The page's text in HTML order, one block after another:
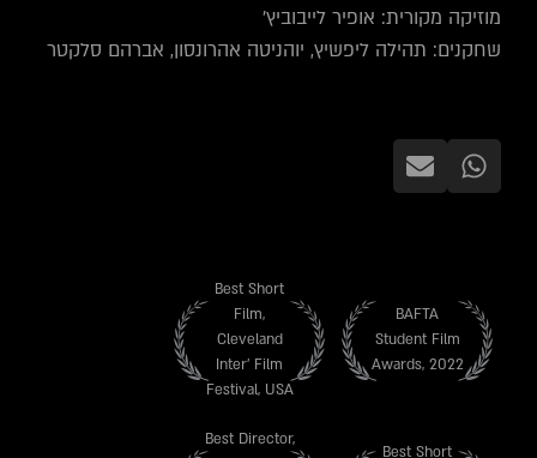
מוזיקה מקורית: אופיר לייבוביץ'
שחקנים: תהילה ליפשיץ, יוהניטה אהרונסון, אברהם סלקטר
BAFTA
Student Film
Awards, 2022
Best Short
Film,
Cleveland
Inter' Film
Festival, USA
Best Short
Best Director,